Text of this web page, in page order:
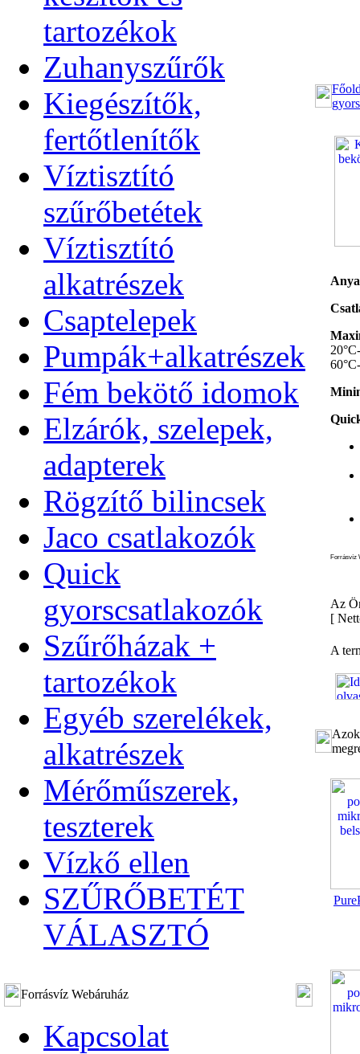
tartozékok
Zuhanyszűrők
Kiegészítők,
fertőtlenítők
Víztisztító
szűrőbetétek
Víztisztító
alkatrészek
Csaptelepek
Pumpák+alkatrészek
Fém bekötő idomok
Elzárók, szelepek,
adapterek
Rögzítő bilincsek
Jaco csatlakozók
Quick
gyorscsatlakozók
Szűrőházak +
tartozékok
Egyéb szerelékek,
alkatrészek
Mérőműszerek,
teszterek
Vízkő ellen
SZŰRŐBETÉT
VÁLASZTÓ
Forrásvíz Webáruház
Kapcsolat
Forrásvíz
Az
[
A